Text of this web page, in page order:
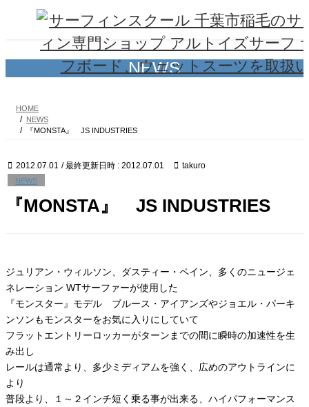
ツ
シ
NEWS
HOME
NEWS
『MONSTA』 JS INDUSTRIES
2012.07.01 / 最終更新日時 : 2012.07.01 takuro
NEWS
『MONSTA』 JS INDUSTRIES
ジュリアン・ウィルソン、ダスティー・ペイン、多くのニュージェ
ネレーション WTサーファーが使用した
『モンスター』モデル ブルース・アイアンズやジョエル・パーキ
ンソンもモンスターをお気に入りにしていて
フラットエントリーロッカーがターンまでの間に瞬時の加速性を生
み出し
レールは通常より、多少ミディアムを強く、広めのアウトラインに
より
普段より、１～２インチ短く乗る事が出来る、ハイパフォーマンス